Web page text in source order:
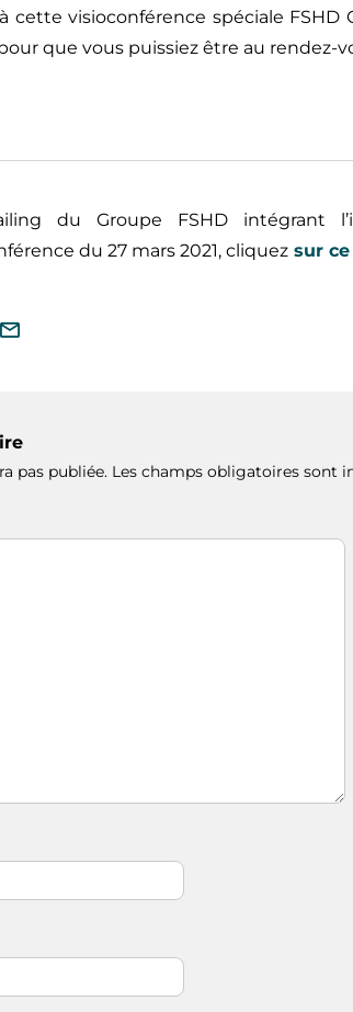
visioconférence spéciale FSHD
que vous puissiez être au rendez-
du Groupe FSHD intégrant
du 27 mars 2021, cliquez sur
pas publiée. Les champs obligatoires sont